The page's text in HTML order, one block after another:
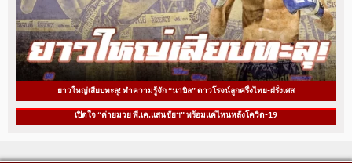
ยาวใหญ่เสียบทะลุ! ทำความรู้จัก “นาบิล” ดาวโรจน์ลูกครึ่งไทย-ฝรั่งเศส
เปิดใจ “ค่ายมวย พี.เค.แสนชัยฯ” พร้อมแค่ไหนหลังโควิด-19